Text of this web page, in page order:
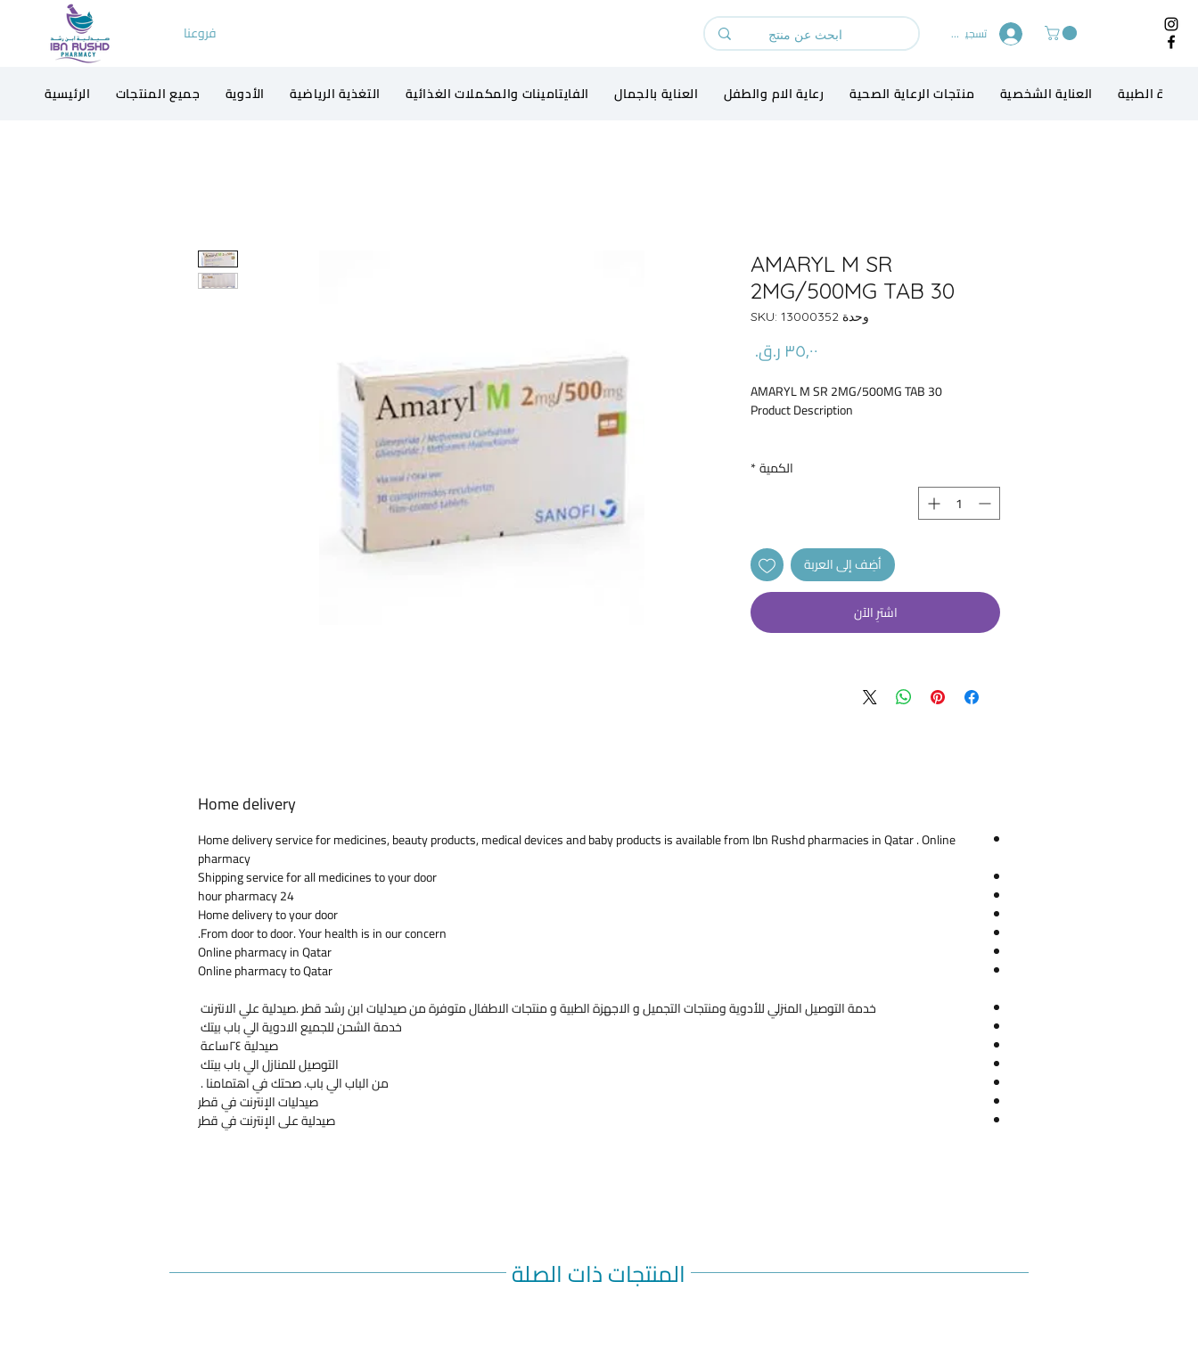
فروعنا تسجيل الدخول
الرئيسية جميع المنتجات الأدوية التغذية الرياضية الفايتامينات والمكملات الغذائية العناية بالجمال رعاية الام والطفل منتجات الرعاية الصحية العناية الشخصية الاجهزة الطبية
AMARYL M SR
2MG/500MG TAB 30
وحدة SKU: 13000352
AMARYL M SR 2MG/500MG TAB 30
Product Description
Contains glimepiride 2mg and metformin
hydrochloride 500 mg. Used in case that
hydrochloride does not result in adequate
glycemic control.
وصف المنتج
الكمية*
أضِف إلى العربة
اشترِ الآن
Home delivery
Home delivery service for medicines, beauty products, medical devices and baby products is available from Ibn Rushd pharmacies in Qatar . Online
pharmacy
Shipping service for all medicines to your door
24 hour pharmacy
Home delivery to your door
From door to door. Your health is in our concern.
Online pharmacy in Qatar
Online pharmacy to Qatar
خدمة التوصيل المنزلي للأدوية ومنتجات التجميل و الاجهزة الطبية و منتجات الاطفال متوفرة من صيدليات ابن رشد قطر .صيدلية علي الانترنت
خدمة الشحن للجميع الادوية الي باب بيتك
صيدلية ٢٤ساعة
التوصيل للمنازل الي باب بيتك
من الباب الي باب. صحتك في اهتمامنا .
صيدليات الإنترنت في قطر
صيدلية على الإنترنت في قطر